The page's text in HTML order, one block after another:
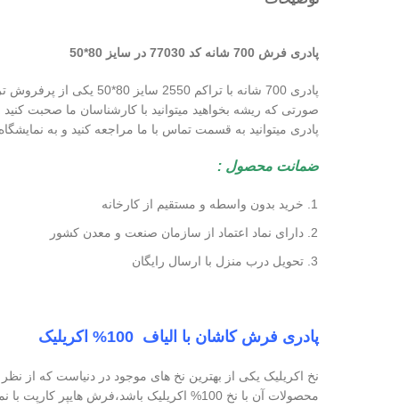
پادری فرش 700 شانه کد 77030 در سایز 80*50
پادری میتوانید به قسمت تماس با ما مراجعه کنید و به
ضمانت محصول :
خرید بدون واسطه و مستقیم از کارخانه
دارای نماد اعتماد از سازمان صنعت و معدن کشور
تحویل درب منزل با ارسال رایگان
پادری فرش کاشان با الیاف 100% اکریلیک
نخ اکریلیک یکی از بهترین نخ های موجود در دنیاست که از